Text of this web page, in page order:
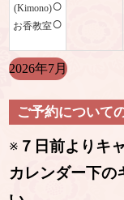
(Kimono)○
お香教室○
2026年7月
ご予約について
※ ７日前よりキ
カレンダー下の